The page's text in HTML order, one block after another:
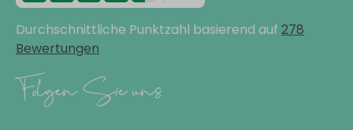
Durchschnittliche Punktzahl basierend auf 278
Bewertungen
Folgen Sie uns